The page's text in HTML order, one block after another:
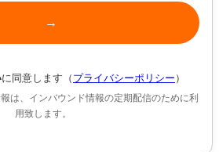
に同意します（ プライバシーポリシー ）
は、インバウンド情報の定期配信のために利
用致します。